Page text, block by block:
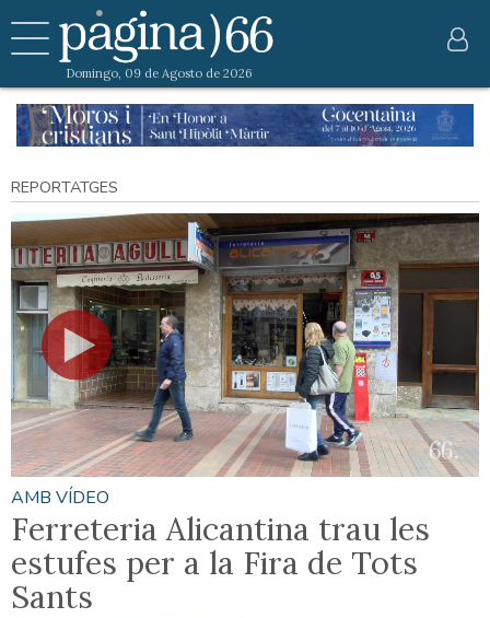
Domingo, 09 de Agosto de 2026
REPORTATGES
AMB VÍDEO
Ferreteria Alicantina trau les
estufes per a la Fira de Tots
Sants